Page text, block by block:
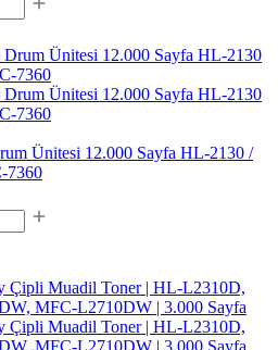
Ünitesi 12.000 Sayfa HL-2130 /
7360